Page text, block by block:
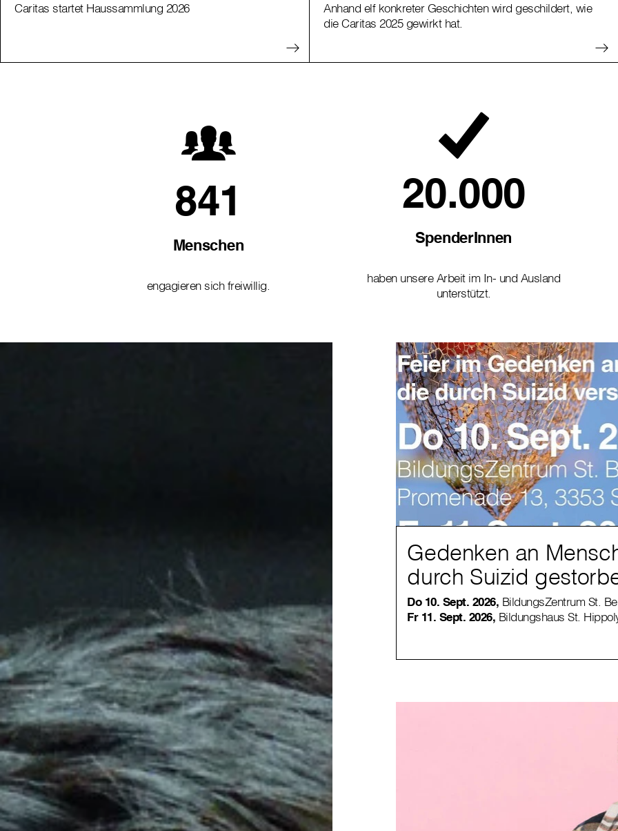
Caritas startet Haussammlung 2026
Anhand elf konkreter Geschichten wird geschildert, wie
die Caritas 2025 gewirkt hat.
841
Menschen
engagieren sich freiwillig.
20.000
SpenderInnen
haben unsere Arbeit im In- und Ausland
unterstützt.
Gedenken an
durch Suizid
Do 10. Sept. 2026, BildungsZentrum St.
Fr 11. Sept. 2026, Bildungshaus St.